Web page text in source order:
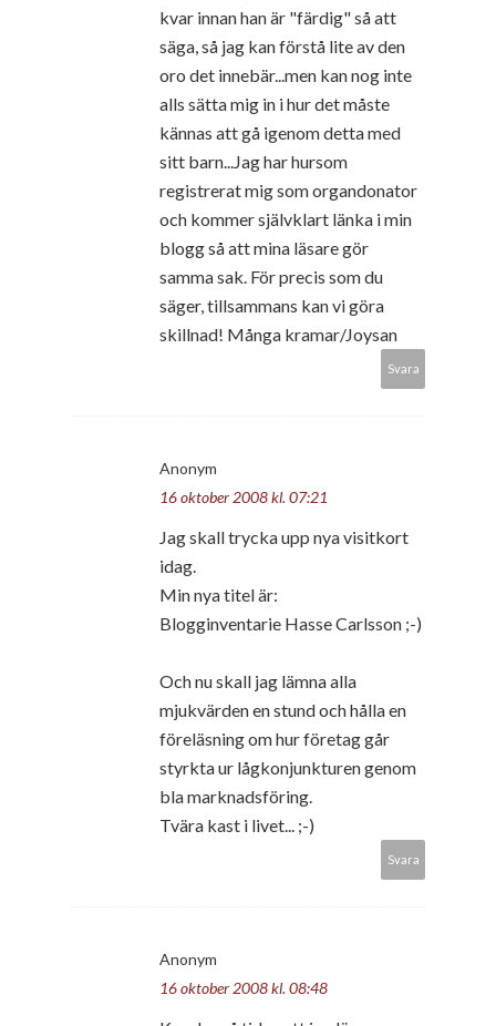
kvar innan han är "färdig" så att
säga, så jag kan förstå lite av den
oro det innebär...men kan nog inte
alls sätta mig in i hur det måste
kännas att gå igenom detta med
sitt barn...Jag har hursom
registrerat mig som organdonator
och kommer självklart länka i min
blogg så att mina läsare gör
samma sak. För precis som du
säger, tillsammans kan vi göra
skillnad! Många kramar/Joysan
Svara
Anonym
16 oktober 2008 kl. 07:21
Jag skall trycka upp nya visitkort
idag.
Min nya titel är:
Blogginventarie Hasse Carlsson ;-)
Och nu skall jag lämna alla
mjukvärden en stund och hålla en
föreläsning om hur företag går
styrkta ur lågkonjunkturen genom
bla marknadsföring.
Tvära kast i livet... ;-)
Svara
Anonym
16 oktober 2008 kl. 08:48